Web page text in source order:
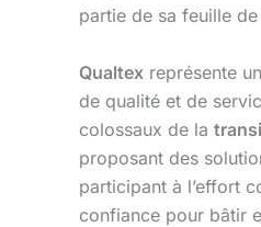
partie de sa feuille
Qualtex représente
de qualité et de
colossaux de la
proposant des
participant à l’effort
confiance pour bâtir